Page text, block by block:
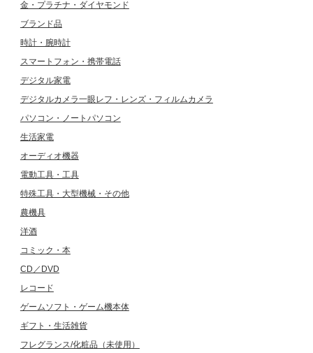
金・プラチナ・ダイヤモンド
ブランド品
時計・腕時計
スマートフォン・携帯電話
デジタル家電
デジタルカメラ一眼レフ・レンズ・フィルムカメラ
パソコン・ノートパソコン
生活家電
オーディオ機器
電動工具・工具
特殊工具・大型機械・その他
農機具
洋酒
コミック・本
CD／DVD
レコード
ゲームソフト・ゲーム機本体
ギフト・生活雑貨
フレグランス/化粧品（未使用）